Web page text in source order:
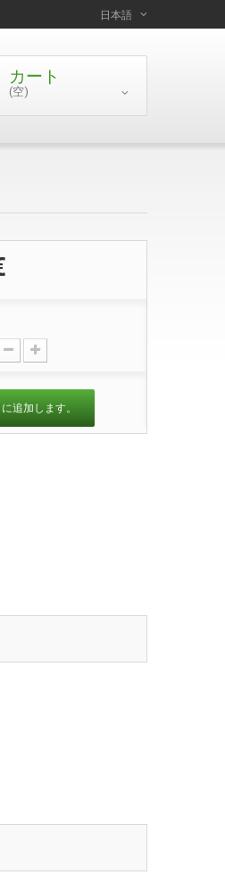
日本語
カート
(空)
追加します。